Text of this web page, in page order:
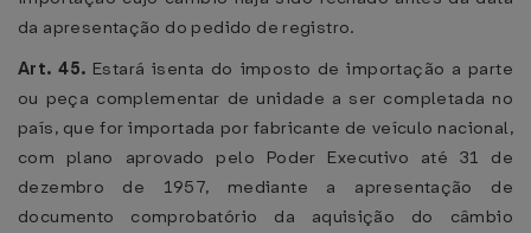
da apresentação do pedido de registro.
Art. 45. Estará isenta do imposto de importação a parte
ou peça complementar de unidade a ser completada no
país, que for importada por fabricante de veículo nacional,
com plano aprovado pelo Poder Executivo até 31 de
dezembro de 1957, mediante a apresentação de
documento comprobatório da aquisição do câmbio